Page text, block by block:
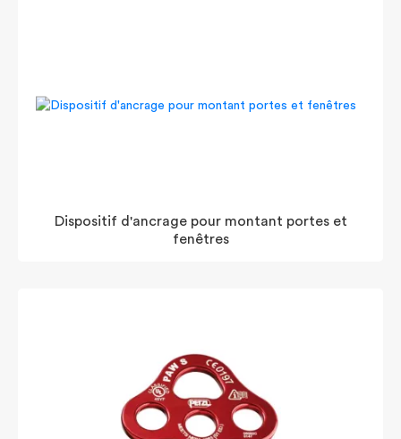
Dispositif d'ancrage pour montant portes et
fenêtres